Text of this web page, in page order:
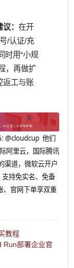
： 在开
/认证/充
时用“小规
，再做扩
返工与账
@cloudcup 他们
阿里云，国际腾讯
渠道，微软云开户
持免实名、免备
、官网下单享双重
教程
Run部署企业官